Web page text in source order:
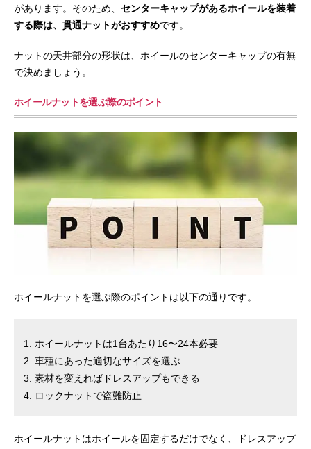
があります。そのため、 センターキャップがあるホイールを装着
する際は、貫通ナットがおすすめです。
ナットの天井部分の形状は、ホイールのセンターキャップの有無
で決めましょう。
ホイールナットを選ぶ際のポイント
ホイールナットを選ぶ際のポイントは以下の通りです。
ホイールナットは1台あたり16〜24本必要
車種にあった適切なサイズを選ぶ
素材を変えればドレスアップもできる
ロックナットで盗難防止
ホイールナットはホイールを固定するだけでなく、ドレスアップ